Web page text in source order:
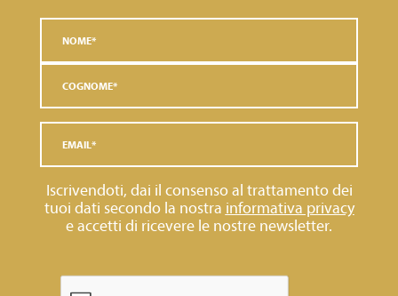
Iscrivendoti, dai il consenso al trattamento dei
tuoi dati secondo la nostra informativa privacy
e accetti di ricevere le nostre newsletter.